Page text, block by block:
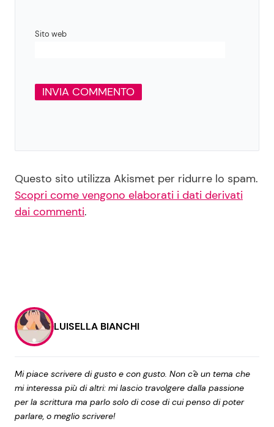
Sito web
Questo sito utilizza Akismet per ridurre lo spam.
Scopri come vengono elaborati i dati derivati
dai commenti.
LUISELLA BIANCHI
Mi piace scrivere di gusto e con gusto. Non c'è un tema che
mi interessa più di altri: mi lascio travolgere dalla passione
per la scrittura ma parlo solo di cose di cui penso di poter
parlare, o meglio scrivere!